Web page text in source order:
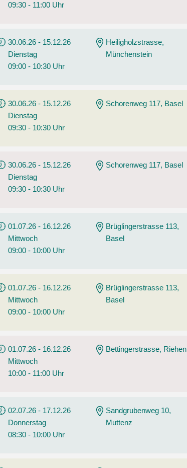
09:30 - 11:00 Uhr
30.06.26 - 15.12.26
Dienstag
09:00 - 10:30 Uhr
Heiligholzstrasse,
Münchenstein
30.06.26 - 15.12.26
Dienstag
09:30 - 10:30 Uhr
Schorenweg 117, Basel
30.06.26 - 15.12.26
Dienstag
09:30 - 10:30 Uhr
Schorenweg 117, Basel
01.07.26 - 16.12.26
Mittwoch
09:00 - 10:00 Uhr
Brüglingerstrasse 113,
Basel
01.07.26 - 16.12.26
Mittwoch
09:00 - 10:00 Uhr
Brüglingerstrasse 113,
Basel
01.07.26 - 16.12.26
Mittwoch
10:00 - 11:00 Uhr
Bettingerstrasse, Riehen
02.07.26 - 17.12.26
Donnerstag
08:30 - 10:00 Uhr
Sandgrubenweg 10,
Muttenz